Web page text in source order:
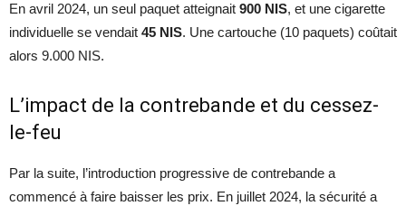
En avril 2024, un seul paquet atteignait 900 NIS, et une cigarette
individuelle se vendait 45 NIS. Une cartouche (10 paquets) coûtait
alors 9.000 NIS.
L’impact de la contrebande et du cessez-
le-feu
Par la suite, l’introduction progressive de contrebande a
commencé à faire baisser les prix. En juillet 2024, la sécurité a